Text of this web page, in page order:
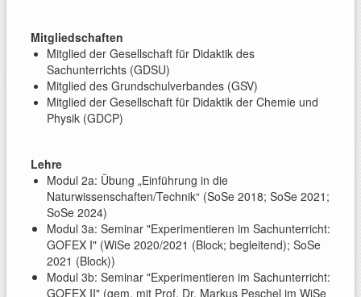
Mitgliedschaften
Mitglied der Gesellschaft für Didaktik des
Sachunterrichts (GDSU)
Mitglied des Grundschulverbandes (GSV)
Mitglied der Gesellschaft für Didaktik der Chemie und
Physik (GDCP)
Lehre
Modul 2a: Übung „Einführung in die
Naturwissenschaften/Technik“ (SoSe 2018; SoSe 2021;
SoSe 2024)
Modul 3a: Seminar "Experimentieren im Sachunterricht:
GOFEX I" (WiSe 2020/2021 (Block; begleitend); SoSe
2021 (Block))
Modul 3b: Seminar "Experimentieren im Sachunterricht:
GOFEX II" (gem. mit Prof. Dr. Markus Peschel im WiSe